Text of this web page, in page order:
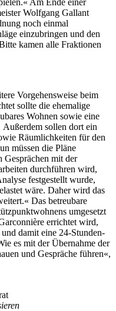
Am Ende einer
Wolfgang Gallant
noch einmal
einzubringen und den
kamen alle Fraktionen
Vorgehensweise beim
sollte die ehemalige
Wohnen sowie eine
Außerdem sollen dort ein
Räumlichkeiten für den
müssen die Pläne
Gesprächen mit der
durchführen wird,
festgestellt wurde,
wäre. Daher wird das
Das betreubare
umgesetzt
errichtet wird,
damit eine 24-Stunden-
es mit der Übernahme der
und Gespräche führen«,